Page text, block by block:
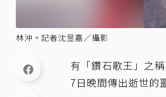
林沖。記者沈昱嘉／攝影
有「鑽石歌王」之
7日晚間傳出逝世的